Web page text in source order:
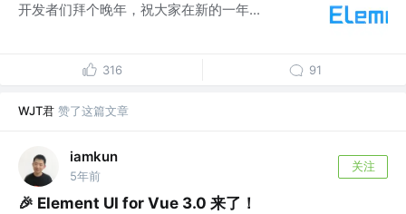
开发者们拜个晚年，祝大家在新的一年...
316 91
WJT君 赞了这篇文章
iamkun
5年前
关注
🎉 Element UI for Vue 3.0 来了！